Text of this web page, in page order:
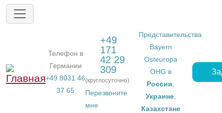
Перейти к основному содержанию
Телефон в
Германии
+49 8031 46
37 65
+49
171
42 29
309
(круглосуточно)
Перезвоните
мне
Представительства
Bayern
Osteuropa
OHG в
России
Украине,
Казахстане